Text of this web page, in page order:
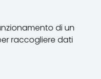
di un
raccogliere dati